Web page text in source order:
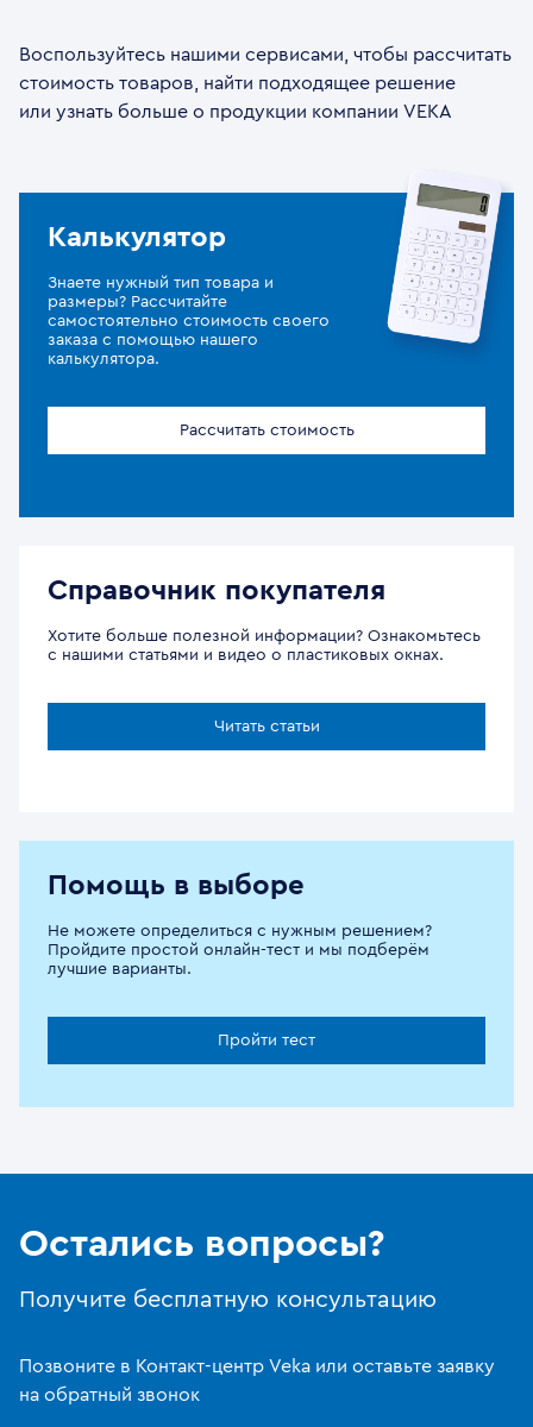
Воспользуйтесь нашими сервисами, чтобы рассчитать
стоимость товаров, найти подходящее решение
или узнать больше о продукции компании VEKA
Калькулятор
Знаете нужный тип товара и
размеры? Рассчитайте
самостоятельно стоимость своего
заказа с помощью нашего
калькулятора.
Рассчитать стоимость
Справочник покупателя
Хотите больше полезной информации? Ознакомьтесь
с нашими статьями и видео о пластиковых окнах.
Читать статьи
Помощь в выборе
Не можете определиться с нужным решением?
Пройдите простой онлайн-тест и мы подберём
лучшие варианты.
Пройти тест
Остались вопросы?
Получите бесплатную консультацию
Позвоните в Контакт-центр Veka или оставьте заявку
на обратный звонок